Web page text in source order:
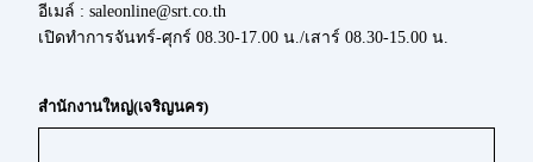
อีเมล์ : saleonline@srt.co.th
เปิดทำการจันทร์-ศุกร์ 08.30-17.00 น./เสาร์ 08.30-15.00 น.
สำนักงานใหญ่(เจริญนคร)